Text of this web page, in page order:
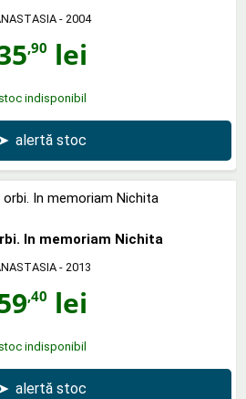
- 2004
,90 lei
stoc indisponibil
➤ alertă stoc
In memoriam Nichita
- 2013
,40 lei
stoc indisponibil
➤ alertă stoc